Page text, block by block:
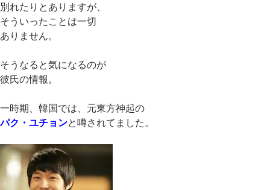
別れたりとありますが、
そういったことは一切
ありません。
そうなると気になるのが
彼氏の情報。
一時期、韓国では、元東方神起の
パク・ユチョンと噂されてました。